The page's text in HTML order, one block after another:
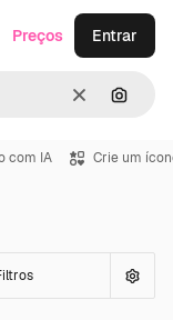
Limpar
Preços Entrar
com IA Crie um